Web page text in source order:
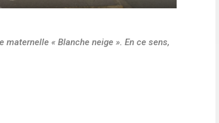
maternelle « Blanche neige ». En ce sens,